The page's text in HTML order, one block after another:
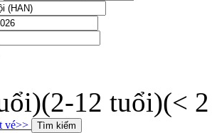
(2-12 tuổi)(<
vé>>